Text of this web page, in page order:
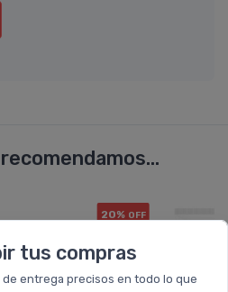
tus compras
entrega precisos en todo lo que
20% OFF